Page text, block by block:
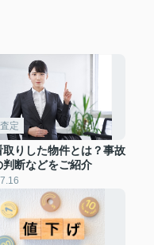
定
取りした物件とは？事故
判断などをご紹介